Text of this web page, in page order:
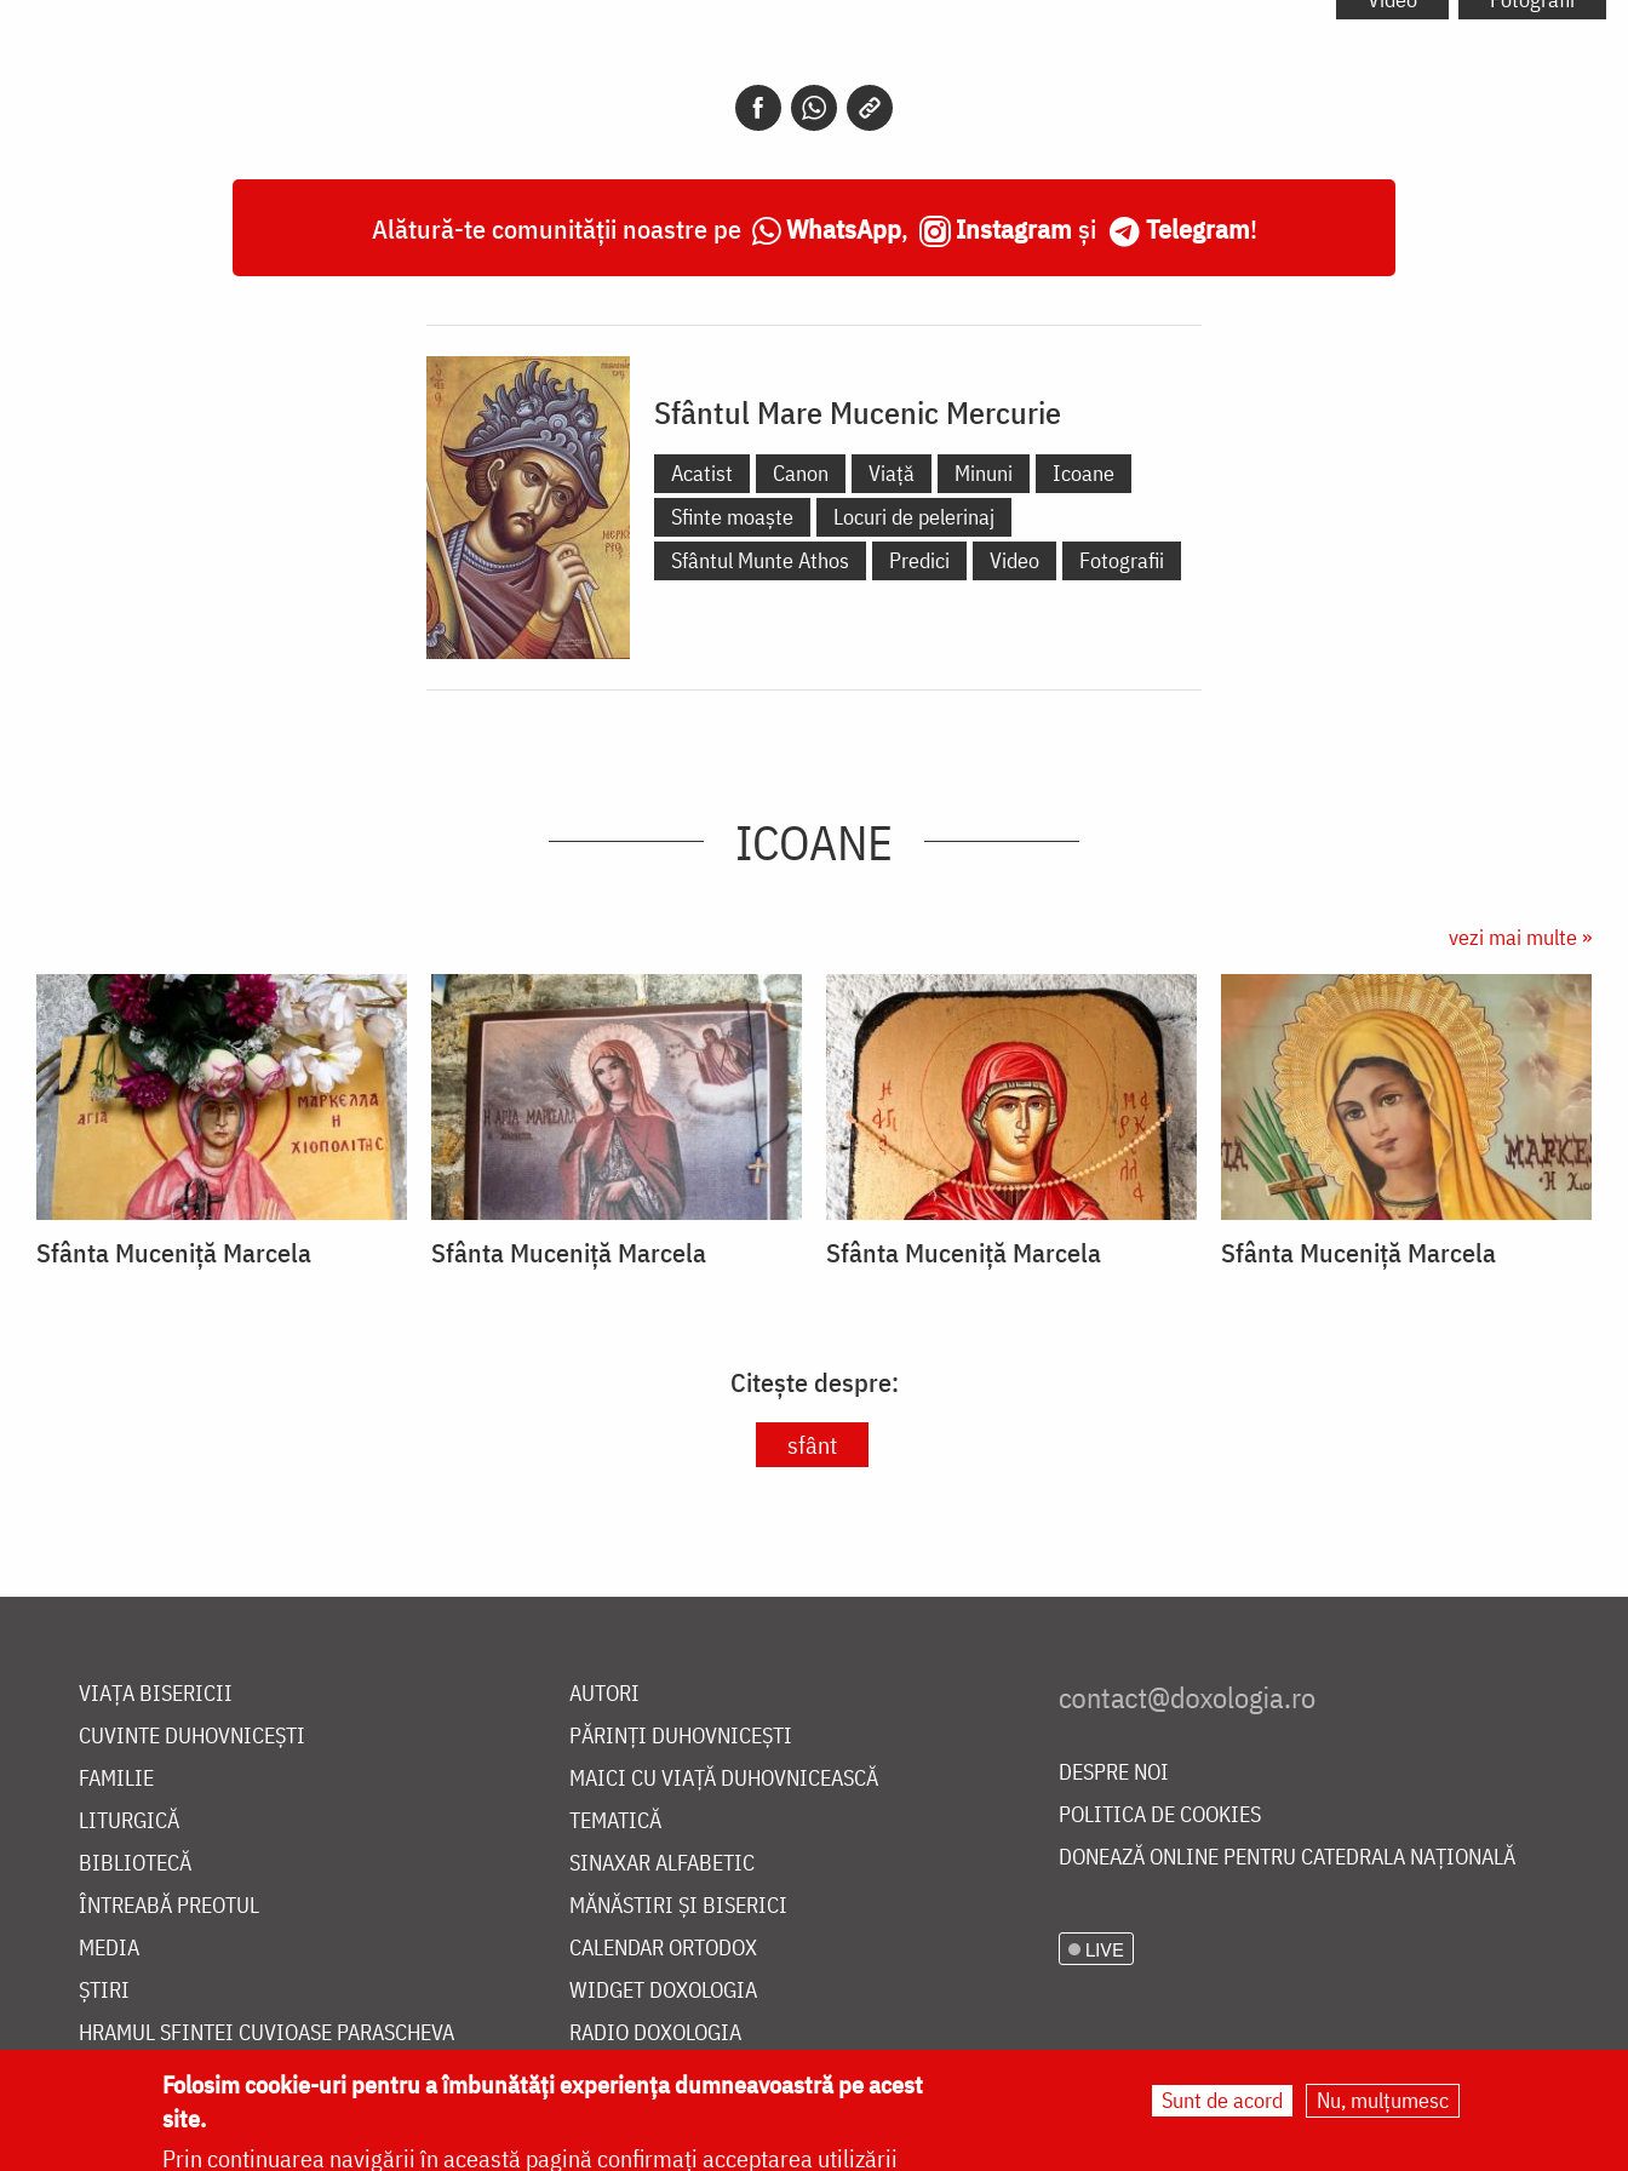
Alătură-te comunității noastre pe WhatsApp, Instagram și Telegram!
Sfântul Mare Mucenic Mercurie
Acatist Canon Viață Minuni
Icoane
Sfinte moaște
Locuri de pelerinaj
Sfântul Munte Athos
Predici Video Fotografii
ICOANE
vezi mai multe »
Sfânta Muceniță Marcela Sfânta Muceniță Marcela Sfânta Muceniță Marcela Sfânta Muceniță Marcela
Citește despre:
sfânt
VIAȚA BISERICII
CUVINTE DUHOVNICEȘTI
FAMILIE
LITURGICĂ
BIBLIOTECĂ
ÎNTREABĂ PREOTUL
MEDIA
ȘTIRI
HRAMUL SFINTEI CUVIOASE PARASCHEVA
AUTORI
PĂRINȚI DUHOVNICEȘTI
MAICI CU VIAȚĂ DUHOVNICEASCĂ
TEMATICĂ
SINAXAR ALFABETIC
MĂNĂSTIRI ȘI BISERICI
CALENDAR ORTODOX
WIDGET DOXOLOGIA
RADIO DOXOLOGIA
DESPRE NOI
POLITICA DE COOKIES
DONEAZĂ ONLINE PENTRU CATEDRALA NAȚIONALĂ
LIVE
Folosim cookie-uri pentru a îmbunătăți experiența dumneavoastră pe acest
site.
Prin continuarea navigării în această pagină confirmați acceptarea utilizării
Sunt de acord Nu, mulțumesc